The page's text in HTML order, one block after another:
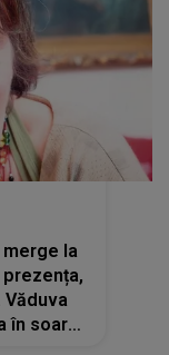
la
în soare